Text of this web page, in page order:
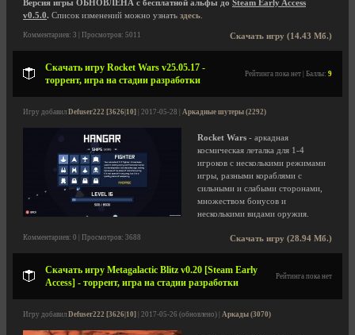
Версия игры ОБНОВЛЕНА с бесплатной альфы до Steam Early Access
v0.5.0. Список изменений можно узнать здесь
Скачать игру (14.43 Мб.)
Комментариев: 3 | Просмотров: 5011
Скачать игру Rocket Wars v25.05.17 -
торрент, игра на стадии разработки
Рейтинга пока нет | Баллы: 9
Игру добавил Defuser222 [3626|10] | 2017-05-28 | Аркадные шутеры (2292)
Rocket Wars - аркадная
космическая леталка для 1-4
игроков с несколькими режимами
игры, разными кораблями с
сильными и слабыми сторонами,
множеством бонусов и
несколькими видами оружия.
Скачать игру (28.94 Мб.)
Комментариев: 0 | Просмотров: 3688
Скачать игру Metagalactic Blitz v0.20 [Steam Early
Access] - торрент, игра на стадии разработки
Рейтинга пока нет
Игру добавил Defuser222 [3626|10] | 2017-05-26 (обновлено) | Аркады (3070)